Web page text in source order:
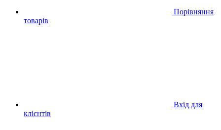
Порівняння
товарів
Вхід для
клієнтів